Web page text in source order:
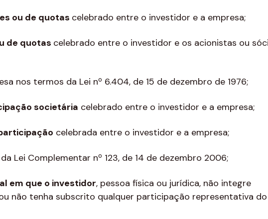
ou de quotas celebrado entre o investidor e a empresa;
de quotas celebrado entre o investidor e os acionistas ou
nos termos da Lei nº 6.404, de 15 de dezembro de 1976;
societária celebrado entre o investidor e a empresa;
celebrada entre o investidor e a empresa;
Lei Complementar nº 123, de 14 de dezembro 2006;
em que o investidor, pessoa física ou jurídica, não integre
não tenha subscrito qualquer participação representativa